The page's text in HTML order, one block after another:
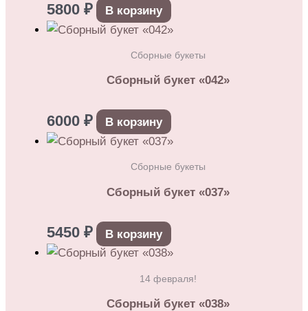
5800 ₽ В корзину
Сборные букеты
Сборный букет «042»
6000 ₽ В корзину
Сборные букеты
Сборный букет «037»
5450 ₽ В корзину
14 февраля!
Сборный букет «038»